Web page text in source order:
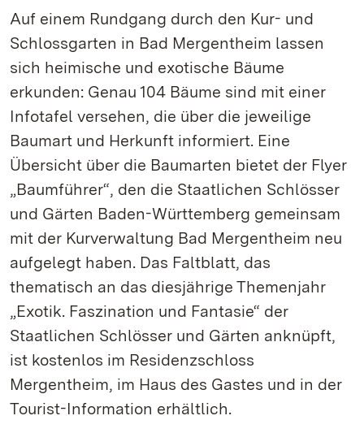
Auf einem Rundgang durch den Kur- und
Schlossgarten in Bad Mergentheim lassen
sich heimische und exotische Bäume
erkunden: Genau 104 Bäume sind mit einer
Infotafel versehen, die über die jeweilige
Baumart und Herkunft informiert. Eine
Übersicht über die Baumarten bietet der Flyer
„Baumführer“, den die Staatlichen Schlösser
und Gärten Baden-Württemberg gemeinsam
mit der Kurverwaltung Bad Mergentheim neu
aufgelegt haben. Das Faltblatt, das
thematisch an das diesjährige Themenjahr
„Exotik. Faszination und Fantasie“ der
Staatlichen Schlösser und Gärten anknüpft,
ist kostenlos im Residenzschloss
Mergentheim, im Haus des Gastes und in der
Tourist-Information erhältlich.